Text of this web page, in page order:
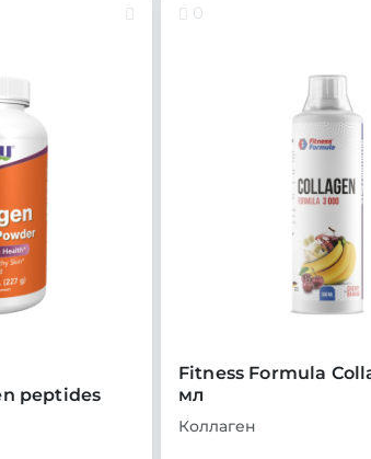
peptides
0
Fitness Formula
мл
Коллаген